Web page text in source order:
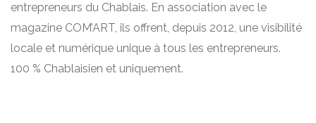
entrepreneurs du Chablais. En association avec le
magazine COM’ART, ils offrent, depuis 2012, une visibilité
locale et numérique unique à tous les entrepreneurs.
100 % Chablaisien et uniquement.